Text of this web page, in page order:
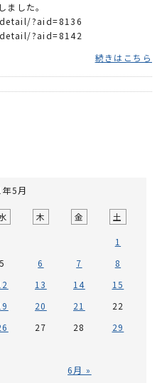
した。
?aid=8136
?aid=8142
続きはこちら
5月
木 金 土
6月 »
1
5 6 7
8
13 14
15
20 21
22
27 28
29